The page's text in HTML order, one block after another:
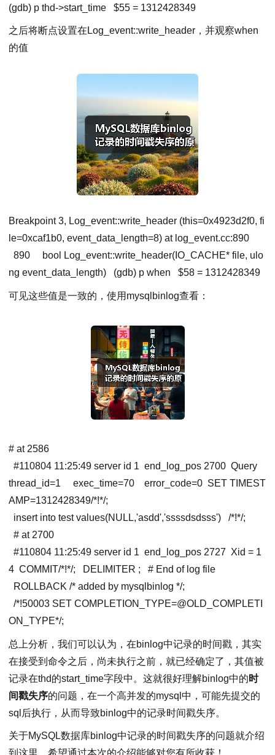
(gdb) p thd->start_time $55 = 1312428349
之后将断点设置在Log_event::write_header，并观察when
的值
Breakpoint 3, Log_event::write_header (this=0x4923d2f0, fi
le=0xcaf1b0, event_data_length=8) at log_event.cc:890
890 bool Log_event::write_header(IO_CACHE* file, ulo
ng event_data_length)
(gdb) p when $58 = 1312428349
可见这些值是一致的，使用mysqlbinlog查看：
# at 2586
#110804 11:25:49 server id 1 end_log_pos 2700 Query
thread_id=1 exec_time=70 error_code=0 SET TIMEST
AMP=1312428349/*!*/;
insert into test values(NULL,'asdd','ssssdsdsss')
/*!*/;
# at 2700
#110804 11:25:49 server id 1 end_log_pos 2727 Xid = 1
4 COMMIT/*!*/; DELIMITER ;
# End of log file
ROLLBACK /* added by mysqlbinlog */;
/*!50003 SET COMPLETION_TYPE=@OLD_COMPLETI
ON_TYPE*/;
总上分析，我们可以认为，在binlog中记录的时间戳，其实
在接受到命令之后，尚未执行之前，就已经确定了，其值被
记录在thd的start_time字段中。这就很好理解binlog中的 时
间戳失序的问题，在一个高并发的mysql中，可能先提交的
sql后执行，从而导致binlog中的记录时间戳失序。
关于MySQL数据库binlog中记录的时间戳失序的问题就介绍
到这里，希望通过本次的介绍能够对您有所收获！